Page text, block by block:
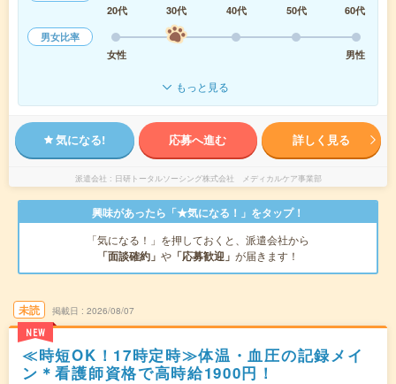
20代
30代 40代 50代
60代
男女比率
女性
男性
もっと見る
気になる! 応募へ進む 詳しく見る
派遣会社 日研トータルソーシング株式会社 メディカルケア事業部
興味があったら「★気になる！」をタップ！
「気になる！」を押しておくと、派遣会社から
「面談確約」 や 「応募歓迎」 が届きます！
未読
NEW
掲載日 2026/08/07
≪時短OK！17時定時≫体温・血圧の記録メイ
ン＊看護師資格で高時給1900円！